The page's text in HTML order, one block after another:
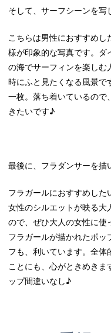
そして、サーフシーンを写
こちらは男性におすすめ
様が印象的な写真です。ダ
の海でサーフィンを楽しむ
時にふと見たくなる風景で
一枚。落ち着いているので
きたいです♪
最後に、フラダンサーを描
フラガールにおすすめした
女性のシルエットが映る大
ので、ぜひ大人の女性に使
フラガールが描かれたポッ
フも、利いています。全体
ことにも、心がときめき
ップ間違いなし♪